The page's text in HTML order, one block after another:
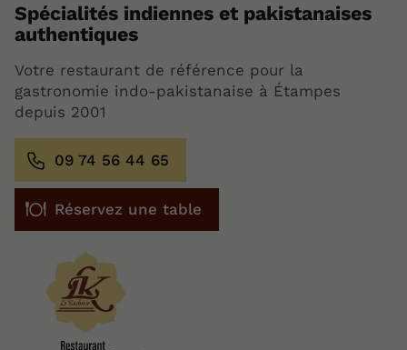
Spécialités indiennes et pakistanaises
authentiques
Votre restaurant de référence pour la
gastronomie indo-pakistanaise à Étampes
depuis 2001
09 74 56 44 65
Réservez une table